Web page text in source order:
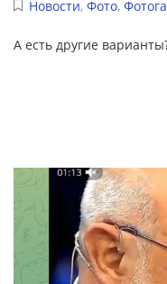
Новости, Фото,
А есть другие